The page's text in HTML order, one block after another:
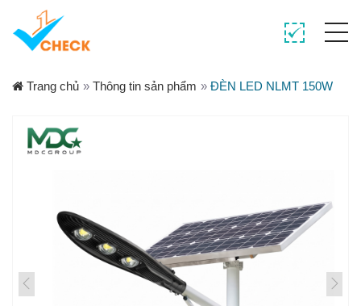
Trang chủ » Thông tin sản phẩm » ĐÈN LED NLMT 150W